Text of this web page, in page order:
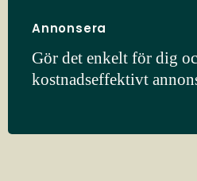
Annonsera
Gör det enkelt för dig
kostnadseffektivt